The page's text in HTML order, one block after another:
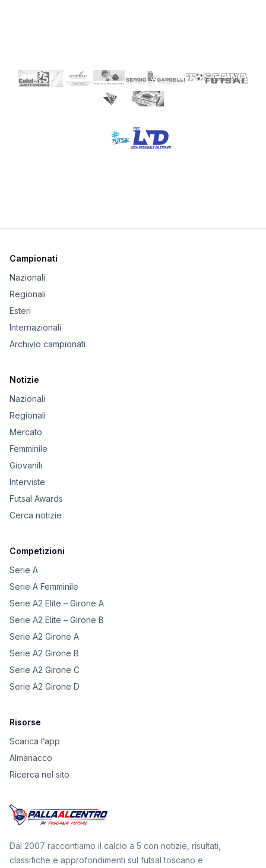
Campionati
Nazionali
Regionali
Esteri
Internazionali
Archivio campionati
Notizie
Nazionali
Regionali
Mercato
Femminile
Giovanili
Interviste
Futsal Awards
Cerca notizie
Competizioni
Serie A
Serie A Femminile
Serie A2 Elite – Girone A
Serie A2 Elite – Girone B
Serie A2 Girone A
Serie A2 Girone B
Serie A2 Girone C
Serie A2 Girone D
Risorse
Scarica l’app
Almanacco
Ricerca nel sito
Dal 2007 raccontiamo il calcio a 5 con notizie, risultati,
classifiche e approfondimenti sul futsal toscano e